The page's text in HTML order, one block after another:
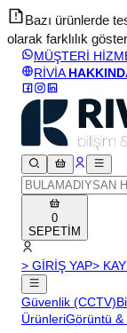
Bazı ürünlerde
olarak farklılık
MÜŞTERİ
RİVİA
0
SEPETİM
> GİRİŞ YAP>
Güvenlik (CCTV)
ÜrünleriGörüntü &